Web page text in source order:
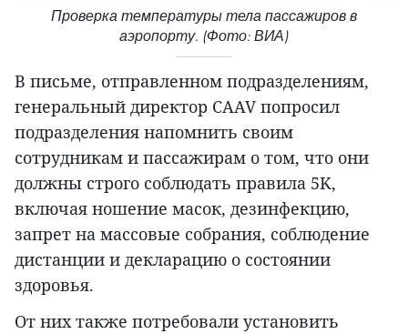
Проверка температуры тела пассажиров в
аэропорту. (Фото: ВИА)
В письме, отправленном подразделениям,
генеральный директор CAAV попросил
подразделения напомнить своим
сотрудникам и пассажирам о том, что они
должны строго соблюдать правила 5K,
включая ношение масок, дезинфекцию,
запрет на массовые собрания, соблюдение
дистанции и декларацию о состоянии
здоровья.
От них также потребовали установить